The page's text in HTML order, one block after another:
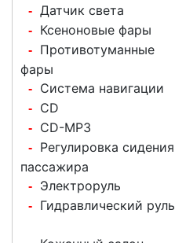
- Датчик света
- Ксеноновые фары
-
Противотуманные
фары
- Система навигации
- CD
- CD-MP3
-
Регулировка сидения
пассажира
- Электроруль
- Гидравлический руль